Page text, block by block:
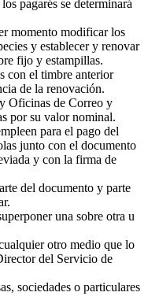
pagarés se determinará
momento modificar los
y establecer y renovar
fijo y estampillas.
con el timbre anterior
de la renovación.
Oficinas de Correo y
por su valor nominal.
para el pago del
junto con el documento
y con la firma de
del documento y parte
una sobre otra u
otro medio que lo
del Servicio de
sociedades o particulares